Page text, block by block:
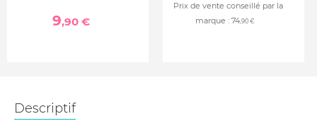
9,90 €
Prix de vente conseillé par la
marque : 74,90 €
Descriptif